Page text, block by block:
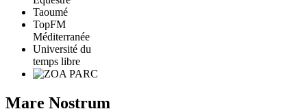
Taoumé
TopFM
Méditerranée
Université du
temps libre
Mare Nostrum